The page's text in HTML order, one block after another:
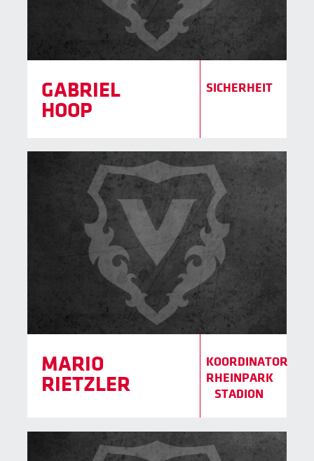
GABRIEL
HOOP
SICHERHEIT
MARIO
RIETZLER
KOORDINATOR
RHEINPARK
STADION